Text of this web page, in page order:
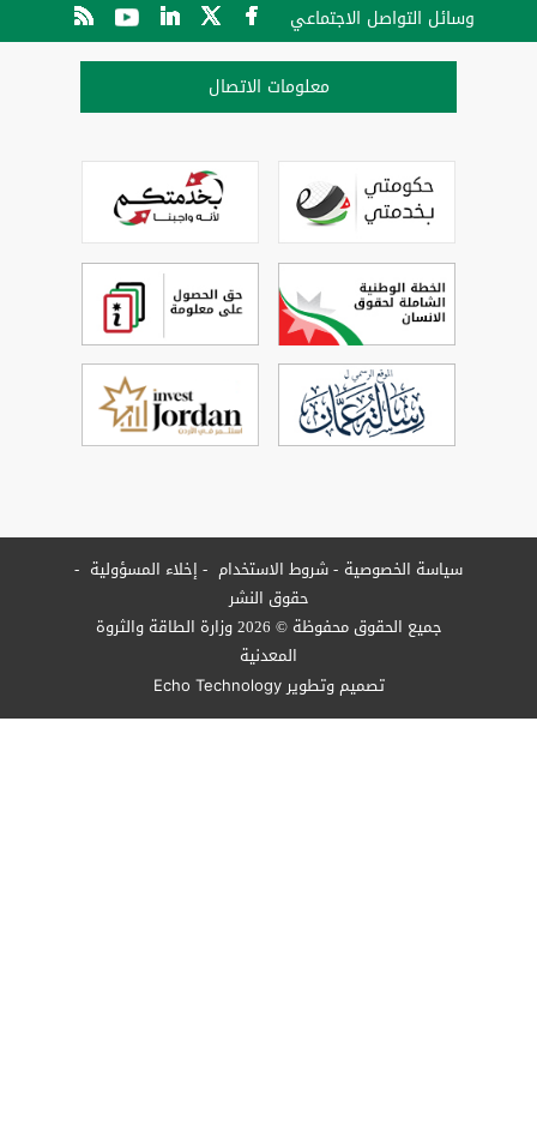
وسائل التواصل الاجتماعي
معلومات الاتصال
سياسة الخصوصية شروط الاستخدام إخلاء المسؤولية
حقوق النشر
جميع الحقوق محفوظة © 2026 وزارة الطاقة والثروة
المعدنية
تصميم وتطويرEcho Technology